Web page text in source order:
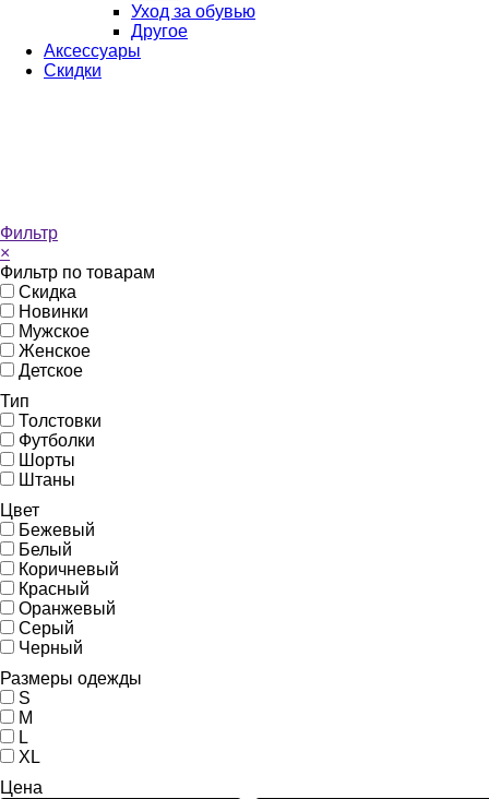
Уход за обувью
Другое
Аксессуары
Скидки
Фильтр
×
Фильтр по товарам
Скидка
Новинки
Мужское
Женское
Детское
Тип
Толстовки
Футболки
Шорты
Штаны
Цвет
Бежевый
Белый
Коричневый
Красный
Оранжевый
Серый
Черный
Размеры одежды
S
M
L
XL
Цена